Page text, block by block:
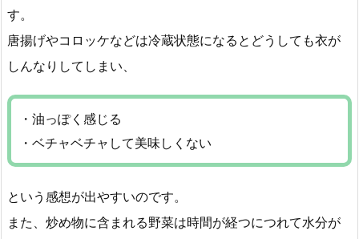
す。
唐揚げやコロッケなどは冷蔵状態になるとどうしても衣が
しんなりしてしまい、
・油っぽく感じる
・ベチャベチャして美味しくない
という感想が出やすいのです。
また、炒め物に含まれる野菜は時間が経つにつれて水分が